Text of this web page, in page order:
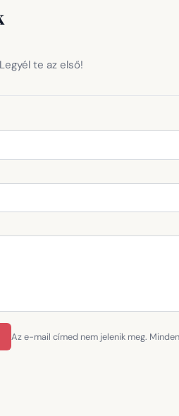
te az első!
Az e-mail címed nem jelenik meg.